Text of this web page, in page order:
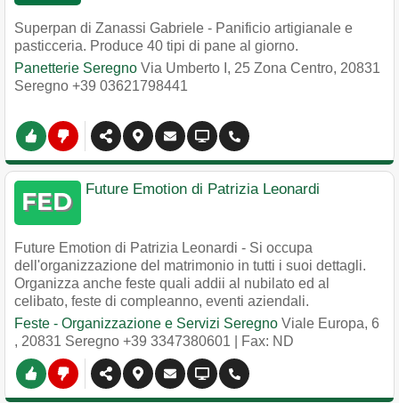
Superpan di Zanassi Gabriele - Panificio artigianale e
pasticceria. Produce 40 tipi di pane al giorno.
Panetterie Seregno Via Umberto I, 25 Zona Centro, 20831
Seregno +39 03621798441
Future Emotion di Patrizia Leonardi
Future Emotion di Patrizia Leonardi - Si occupa
dell'organizzazione del matrimonio in tutti i suoi dettagli.
Organizza anche feste quali addii al nubilato ed al
celibato, feste di compleanno, eventi aziendali.
Feste - Organizzazione e Servizi Seregno Viale Europa, 6
, 20831 Seregno +39 3347380601 | Fax: ND